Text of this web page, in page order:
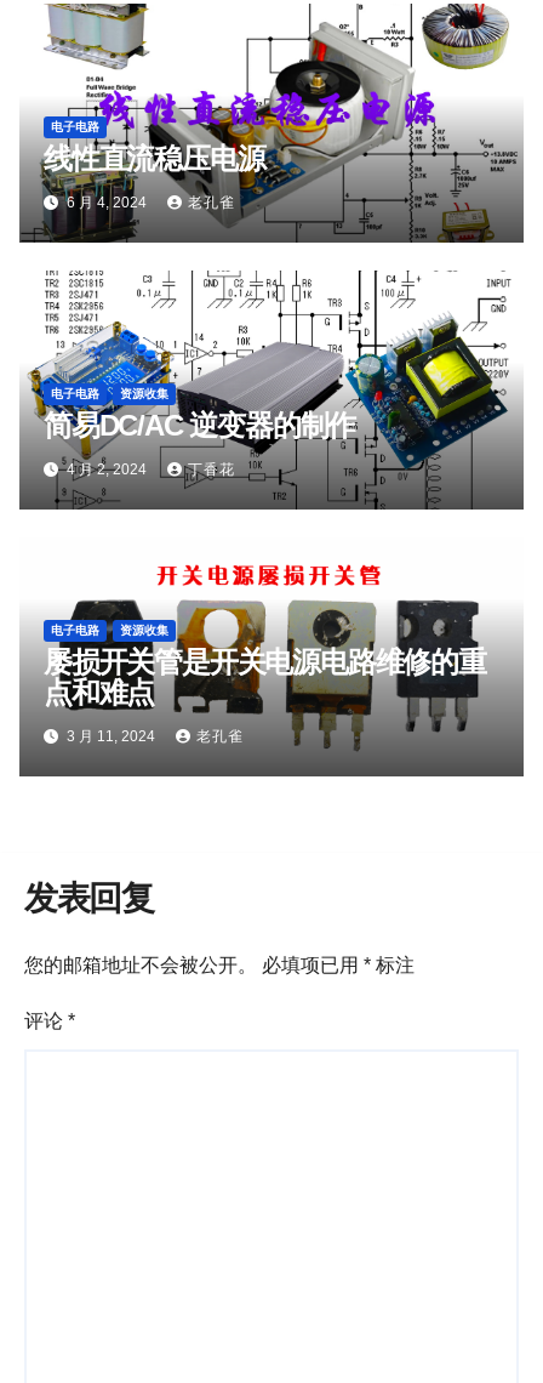
电子电路
线性直流稳压电源
6 月 4, 2024 老孔雀
电子电路 资源收集
简易DC/AC 逆变器的制作
4 月 2, 2024 丁香花
电子电路 资源收集
屡损开关管是开关电源电路维修的重
点和难点
3 月 11, 2024 老孔雀
发表回复
您的邮箱地址不会被公开。 必填项已用 * 标注
评论 *